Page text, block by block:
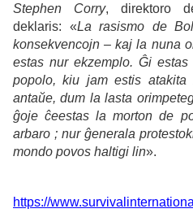
Stephen Corry, direktoro
deklaris: «La rasismo de
konsekvencojn – kaj la nuna
estas nur ekzemplo. Ĝi
popolo, kiu jam estis atakita
antaŭe, dum la lasta
ĝoje ĉeestas la morton de
arbaro ; nur ĝenerala
mondo povos haltigi lin».
https://